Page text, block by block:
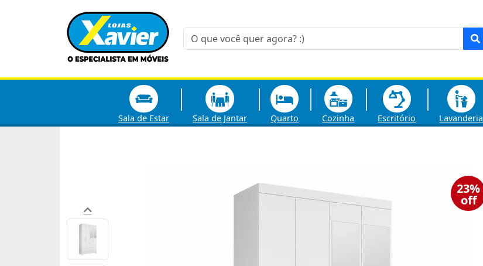
Sala de Estar Sala de Jantar Quarto Cozinha Escritório Lavanderia
23%
off